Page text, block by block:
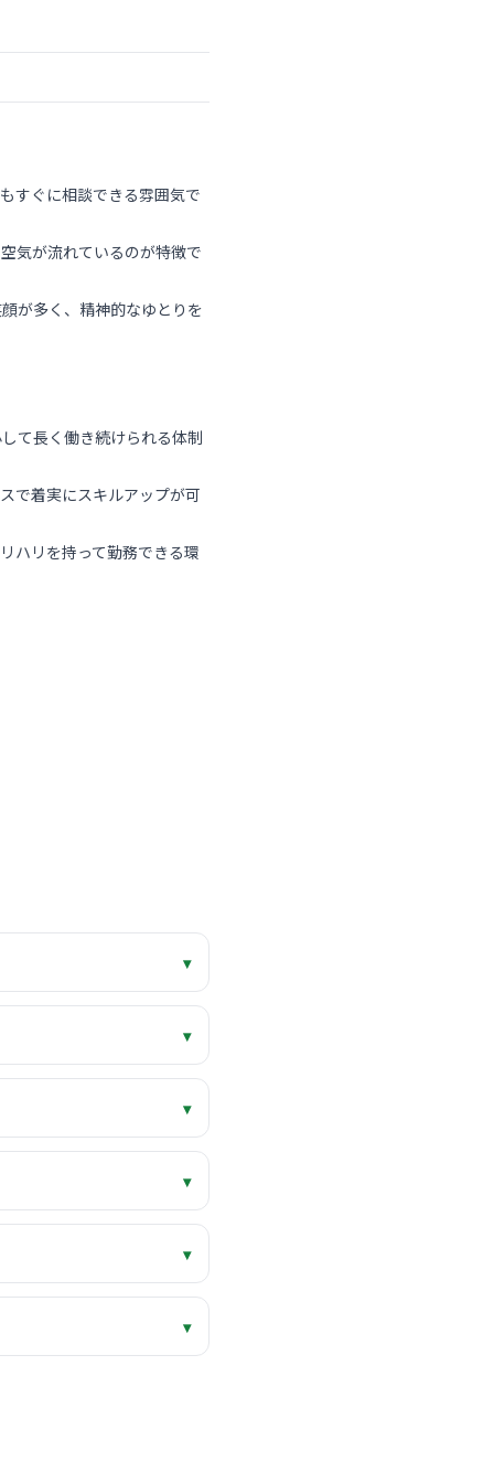
すぐに相談できる雰囲気で
気が流れているのが特徴で
が多く、精神的なゆとりを
て長く働き続けられる体制
で着実にスキルアップが可
ハリを持って勤務できる環
▾
▾
▾
▾
▾
▾